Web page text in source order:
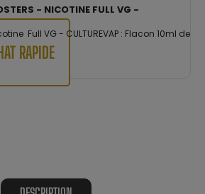
- NICOTINE FULL VG -
Full VG - CULTUREVAP : Flacon 10ml de
RAPIDE